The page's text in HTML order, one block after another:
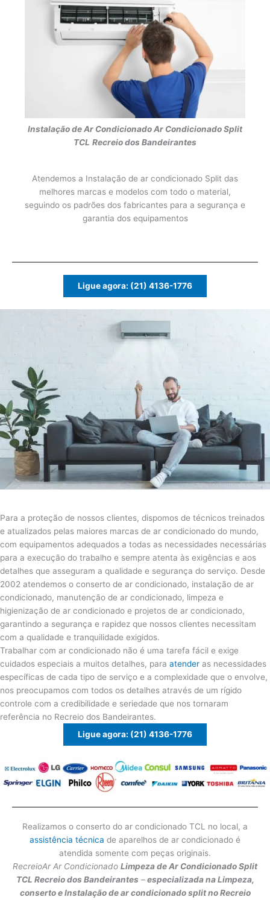
Instalação de Ar CondicionadoAr Condicionado Split
TCL Recreio dos Bandeirantes
Atendemos a Instalação de ar condicionado Split das
melhores marcas e modelos com todo o material,
seguindo os padrões dos fabricantes para a segurança e
garantia dos equipamentos
Ligue agora: (21) 4136-1776
Para a proteção de nossos clientes, dispomos de técnicos treinados
e atualizados pelas maiores marcas de ar condicionado do mundo,
com equipamentos adequados a todas as necessidades necessárias
para a execução do trabalho e sempre atenta às exigências e aos
detalhes que asseguram a qualidade e segurança do serviço. Desde
2002 atendemos o conserto de ar condicionado, instalação de ar
condicionado, manutenção de ar condicionado, limpeza e
higienização de ar condicionado e projetos de ar condicionado,
garantindo a segurança e rapidez que nossos clientes necessitam
com a qualidade e tranquilidade exigidos.
Trabalhar com ar condicionado não é uma tarefa fácil e exige
cuidados especiais a muitos detalhes, para atender as necessidades
específicas de cada tipo de serviço e a complexidade que o envolve,
nos preocupamos com todos os detalhes através de um rígido
controle com a credibilidade e seriedade que nos tornaram
referência no Recreio dos Bandeirantes.
Ligue agora: (21) 4136-1776
Realizamos o conserto do ar condicionado TCL no local, a
assistência técnica de aparelhos de ar condicionado é
atendida somente com peças originais.
RecreioAr Ar Condicionado Limpeza de Ar Condicionado Split
TCL Recreio dos Bandeirantes –especializada na Limpeza,
conserto e Instalação de ar condicionado split no Recreio